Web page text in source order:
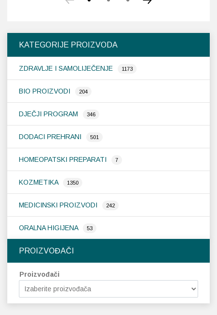
KATEGORIJE PROIZVODA
ZDRAVLJE I SAMOLIJEČENJE 1173
BIO PROIZVODI 204
DJEČJI PROGRAM 346
DODACI PREHRANI 501
HOMEOPATSKI PREPARATI 7
KOZMETIKA 1350
MEDICINSKI PROIZVODI 242
ORALNA HIGIJENA 53
PROIZVOĐAČI
Proizvođači